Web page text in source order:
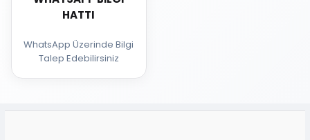
HATTI
WhatsApp Üzerinde Bilgi
Talep Edebilirsiniz